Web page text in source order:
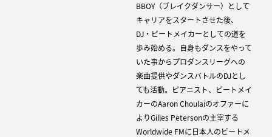
BBOY（ブレイクダンサー）として
キャリアをスタートさせた後、
DJ・ビートメイカーとしての道を
歩み始める。自身もダンスをやって
いた事からプロダンスリーグへの
楽曲提供やダンスバトルのDJとし
ても活動。ピアニスト、ビートメイ
カーのAaron Choulaiのオファーに
よりGilles Petersonの主宰する
Worldwide FMに日本人のビートメ